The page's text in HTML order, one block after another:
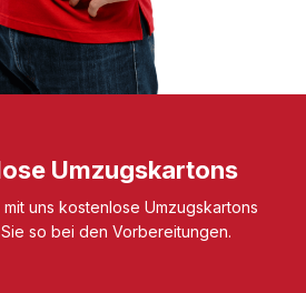
Umzugskartons
mit uns kostenlose Umzugskartons
so bei den Vorbereitungen.